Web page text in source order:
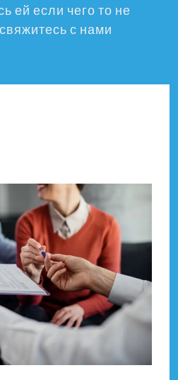
ей если чего то не
с нами